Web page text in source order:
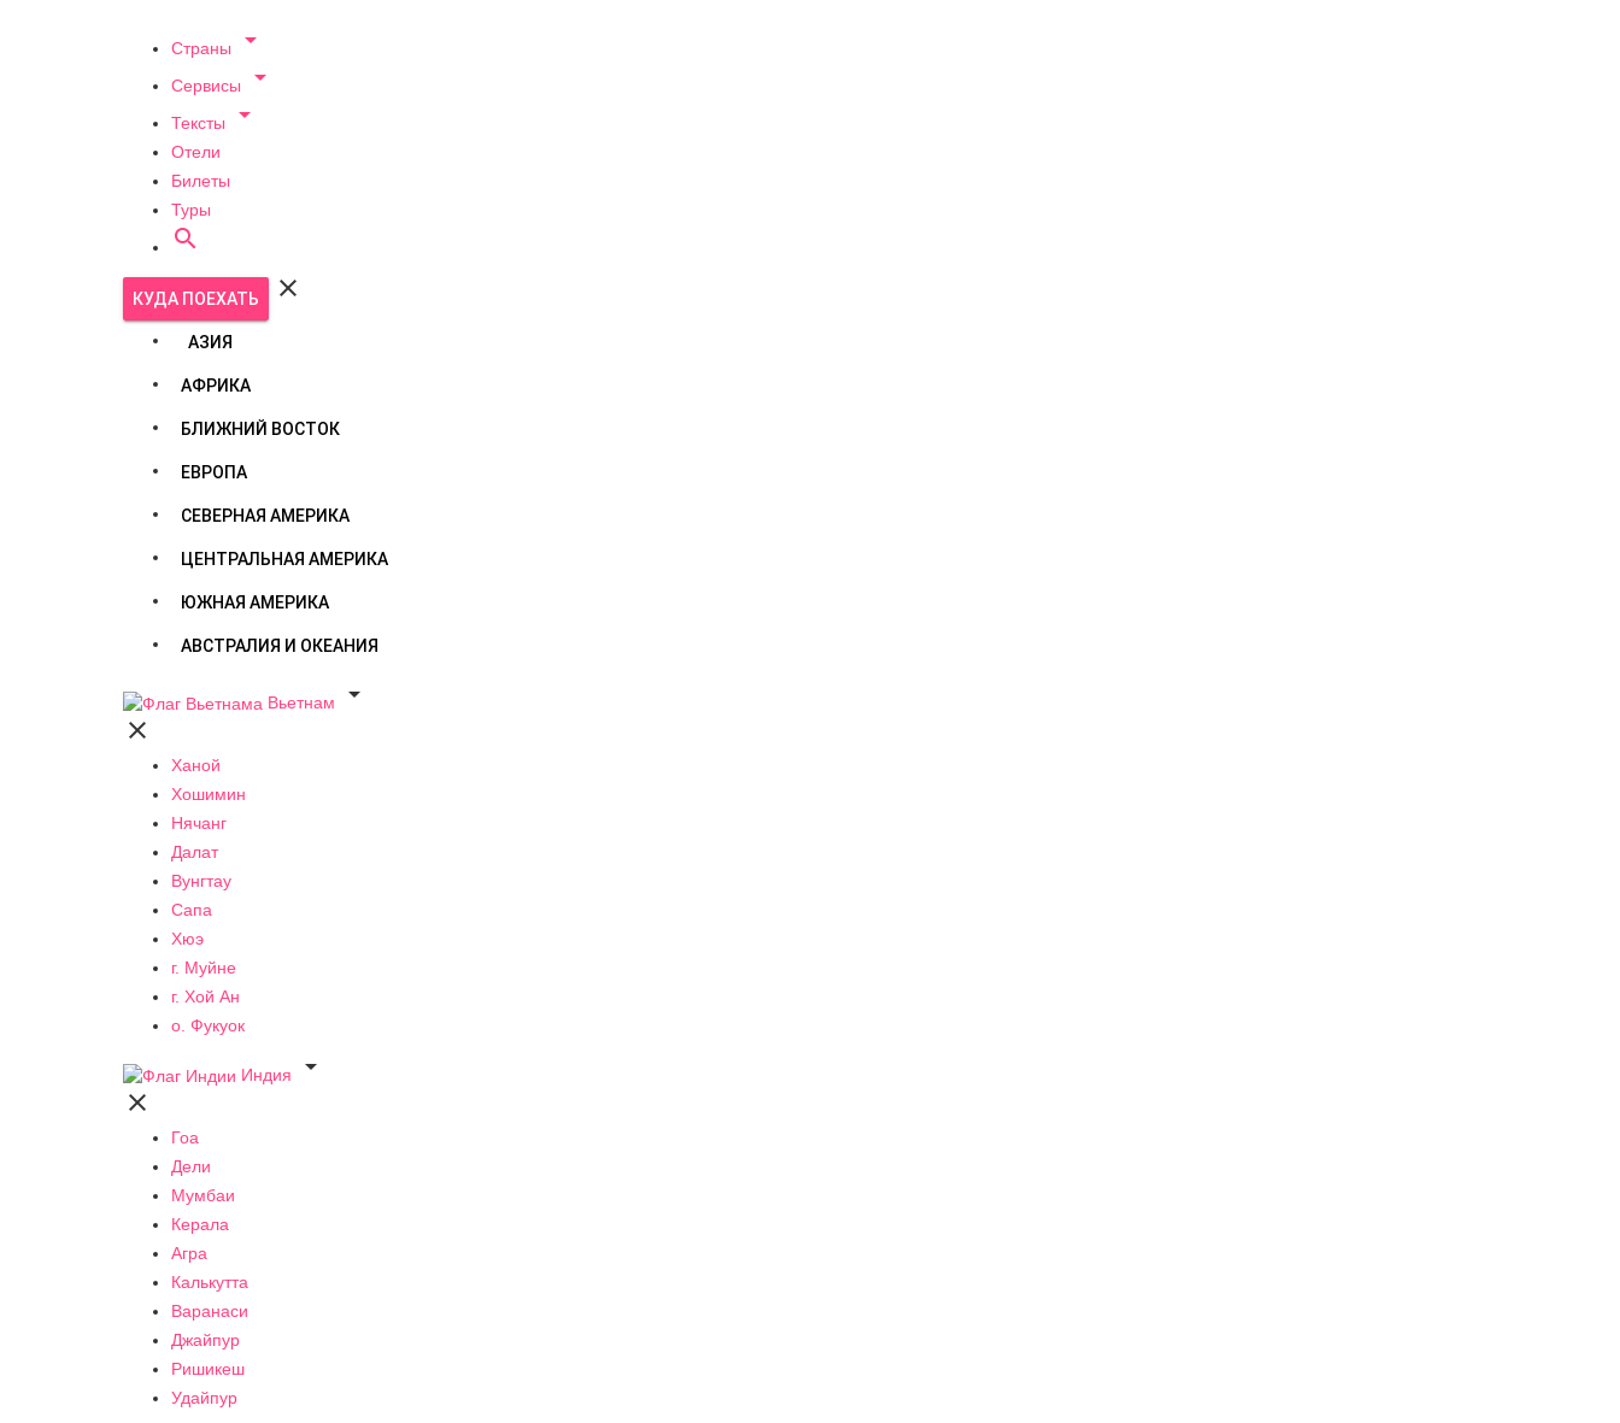
Страны 
Сервисы 
Тексты 
Отели
Билеты
Туры

КУДА ПОЕХАТЬ 
АЗИЯ
АФРИКА
БЛИЖНИЙ ВОСТОК
ЕВРОПА
СЕВЕРНАЯ АМЕРИКА
ЦЕНТРАЛЬНАЯ АМЕРИКА
ЮЖНАЯ АМЕРИКА
АВСТРАЛИЯ И ОКЕАНИЯ
Вьетнам


Ханой
Хошимин
Нячанг
Далат
Вунгтау
Сапа
Хюэ
г. Муйне
г. Хой Ан
о. Фукуок
Индия


Гоа
Дели
Мумбаи
Керала
Агра
Калькутта
Варанаси
Джайпур
Ришикеш
Удайпур